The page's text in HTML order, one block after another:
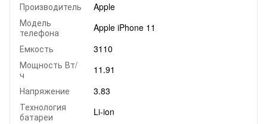
Производитель
Apple
Модель
телефона
Apple iPhone 11
Емкость
3110
Мощность Вт/
ч
11.91
Напряжение
3.83
Технология
батареи
Li-ion